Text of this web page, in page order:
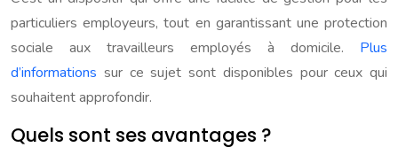
particuliers employeurs, tout en garantissant une protection
sociale aux travailleurs employés à domicile. Plus
d’informations sur ce sujet sont disponibles pour ceux qui
souhaitent approfondir.
Quels sont ses avantages ?